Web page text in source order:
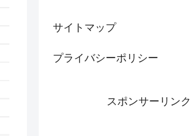
サイトマップ
プライバシーポリシー
スポンサーリンク